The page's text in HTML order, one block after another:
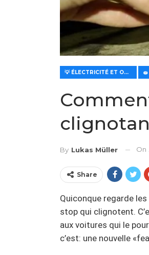
💡 ÉLECTRICITÉ ET OPTIQUE
By Lukas Müller On
Share
Quiconque regarde
stop qui clignotent.
aux voitures qui le
c’est: une nouvelle